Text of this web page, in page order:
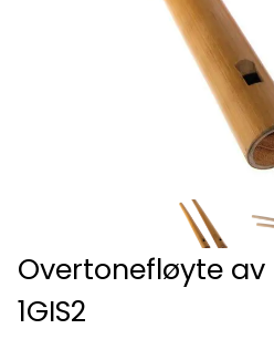
Overtonefløyte
1GIS2